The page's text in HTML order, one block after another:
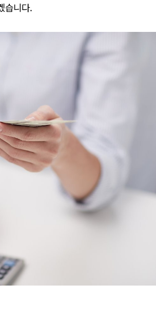
습니다.